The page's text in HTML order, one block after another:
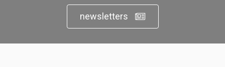
newsletters